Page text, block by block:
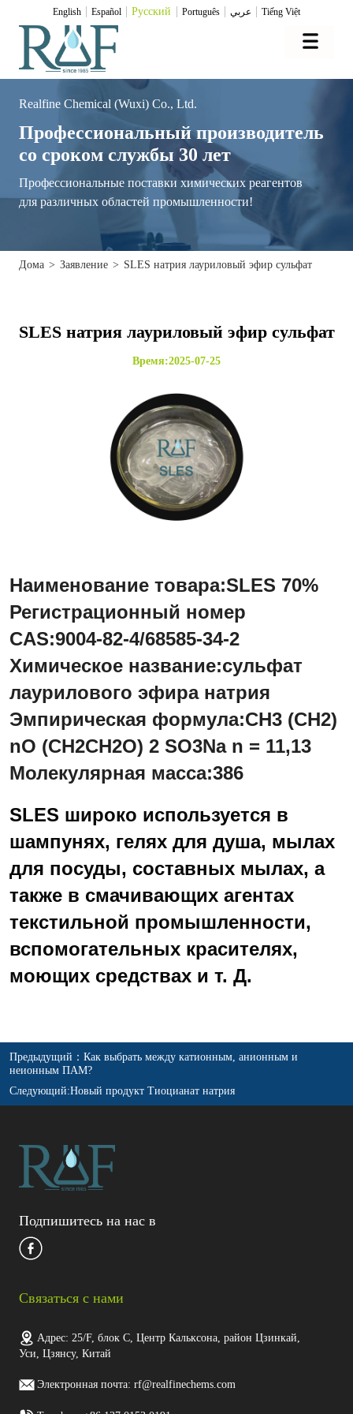
English Español Pусский Português عربي Tiếng Việt
Realfine Chemical (Wuxi) Co., Ltd.
Профессиональный производитель
со сроком службы 30 лет
Профессиональные поставки химических реагентов
для различных областей промышленности!
Дома > Заявление > SLES натрия лауриловый эфир сульфат
SLES натрия лауриловый эфир сульфат
Время:2025-07-25
Предыдущий：Как выбрать между катионным, анионным и
неионным ПАМ?
Следующий:Новый продукт Тиоцианат натрия
Подпишитесь на нас в
Связаться с нами
Адрес: 25/F, блок C, Центр Кальксона, район Цзинкай,
Уси, Цзянсу, Китай
Электронная почта: rf@realfinechems.com